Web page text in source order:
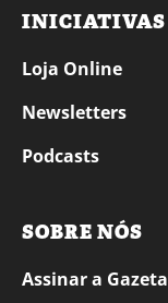
INICIATIVAS
Loja Online
Newsletters
Podcasts
SOBRE NÓS
Assinar a Gazeta